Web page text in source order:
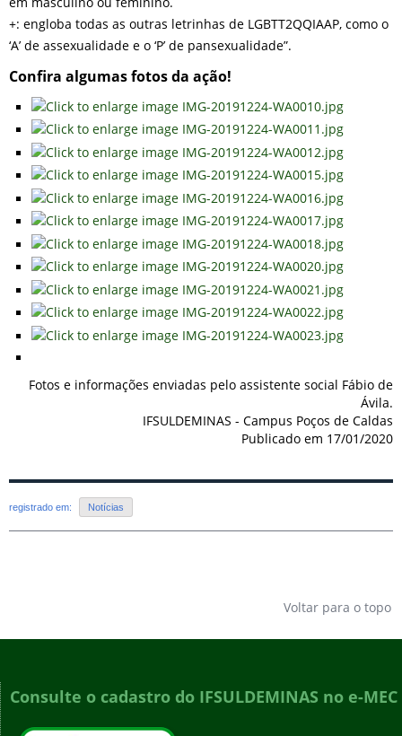
+: engloba todas as outras letrinhas de LGBTT2QQIAAP, como o
‘A’ de assexualidade e o ‘P’ de pansexualidade”.
Confira algumas fotos da ação!
Fotos e informações enviadas pelo assistente social Fábio de
Ávila.
IFSULDEMINAS - Campus Poços de Caldas
Publicado em 17/01/2020
registrado em: Notícias
Voltar para o topo
Consulte o cadastro do IFSULDEMINAS no e-MEC